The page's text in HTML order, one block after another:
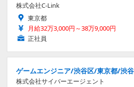
株式会社C-Link
東京都
月給32万3,000円～38万9,000円
正社員
ゲームエンジニア/渋谷区/東京都/渋
株式会社サイバーエージェント